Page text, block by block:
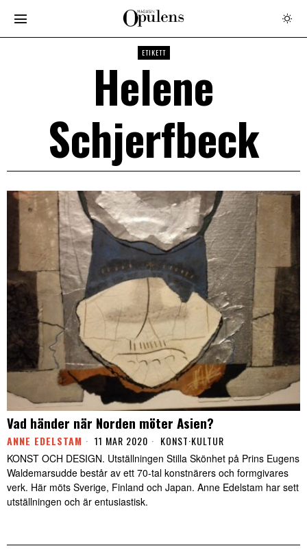
ETIKETT
Helene
Schjerfbeck
Vad händer när Norden möter Asien?
ANNE EDELSTAM 11 MAR 2020 KONST·KULTUR
KONST OCH DESIGN. Utställningen Stilla Skönhet på Prins Eugens
Waldemarsudde består av ett 70-tal konstnärers och formgivares
verk. Här möts Sverige, Finland och Japan. Anne Edelstam har sett
utställningen och är entusiastisk.